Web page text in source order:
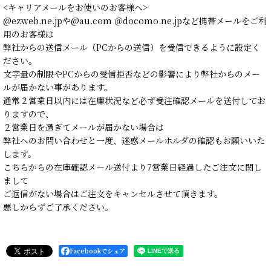
<キャリアメールをお使いのお客様へ>
@ezweb.ne.jpや@au.com ＠docomo.ne.jpなど携帯メールをご利
用のお客様は
弊社からの送信メール（PCからの送信）を受信できるように設定く
ださい。
文字量の制限やPCからの受信拒否などの影響により弊社からのメー
ルが届かない事があります。
通常２営業日以内には在庫状況など必ず受注確認メールを送付してお
りますので、
２営業日を過ぎてメールが届かない場合は
弊社へのお問い合わせと一度、迷惑メールホルダの確認もお願いいた
します。
こちらからの在庫確認メール送付より7営業日経過したご注文に関し
まして
ご返信がない場合はご注文をキャンセルさせて頂きます。
悪しからずご了承ください。
Facebookでシェア